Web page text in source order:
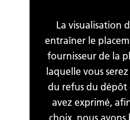
La visualisation
entraîner le
fournisseur de la
laquelle vous
du refus du dépôt
avez exprimé,
choix, nous